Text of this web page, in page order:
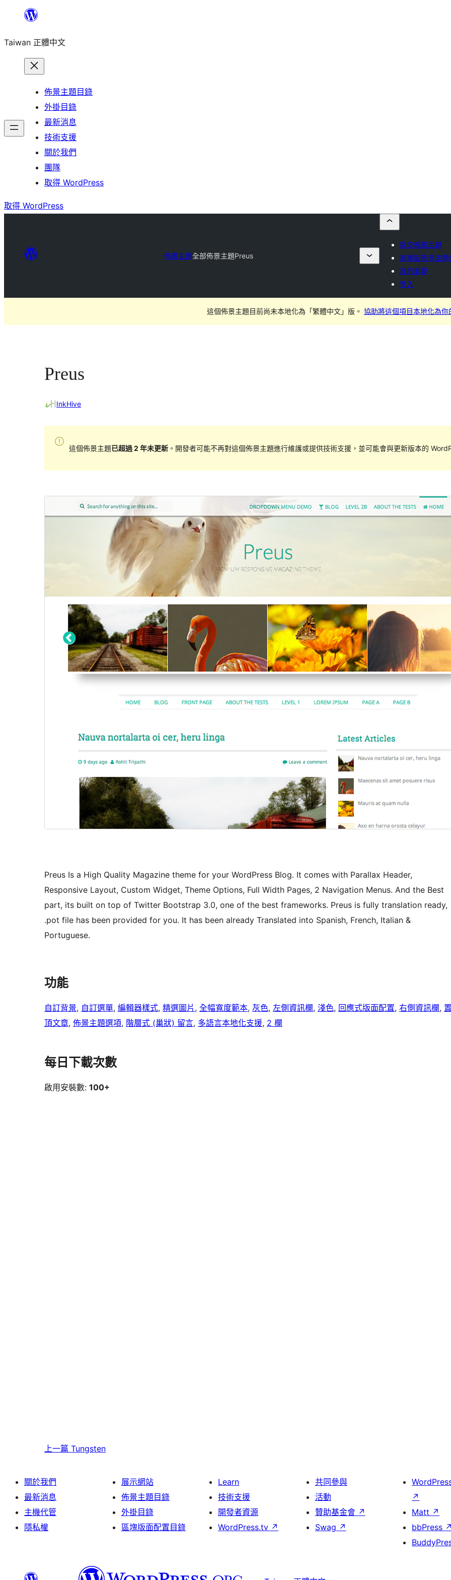
主
Taiwan 正體中文
佈景主題目錄
外掛目錄
最新消息
技術支援
關於我們
團隊
取得 WordPress
取得 WordPress
佈景主題全部佈景主題Preus
提交佈景主題
商業版佈景主題
我的最愛
登入
這個佈景主題目前尚未本地化為「繁體中文」版。 協助將這個項目本地化為你
Preus
InkHive
這個佈景主題已超過 2 年未更新。開發者可能不再對這個佈景主題進行維護或提供技術支援，並可能會與更新版本的
Preus Is a High Quality Magazine theme for your WordPress Blog. It comes with Parallax Header,
Responsive Layout, Custom Widget, Theme Options, Full Width Pages, 2 Navigation Menus. And the Best
part, its built on top of Twitter Bootstrap 3.0, one of the best frameworks. Preus is fully translation ready,
.pot file has been provided for you. It has been already Translated into Spanish, French, Italian &
Portuguese.
功能
自訂背景, 自訂選單, 編輯器樣式, 精選圖片 , 全幅寬度範本, 灰色, 左側資訊欄, 淺色, 回應式版面配置, 右側資訊欄,
頂文章, 佈景主題選項, 階層式 (巢狀) 留言, 多語言本地化支援, 2 欄
每日下載次數
啟用安裝數: 100+
上一篇 Tungsten
關於我們
最新消息
主機代管
隱私權
展示網站
佈景主題目錄
外掛目錄
區塊版面配置目錄
Learn
技術支援
開發者資源
WordPress.tv ↗
共同參與
活動
贊助基金會 ↗
Swag ↗
↗
Matt ↗
bbPress